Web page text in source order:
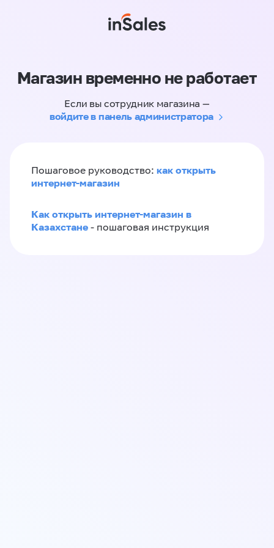
Магазин временно не работает
Если вы сотрудник магазина —
войдите в панель администратора
Пошаговое руководство: как открыть
интернет-магазин
Как открыть интернет-магазин в
Казахстане - пошаговая инструкция